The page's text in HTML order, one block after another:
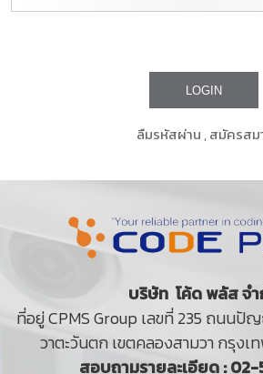
ลืมรหัสผ่าน ,สมัครสม
บริษัท โค้ด พลัส จ
ที่อยู่ CPMS Group เลขที่ 235 ถนนปั
วาตะวันตก เขตคลองสามวา กรุงเ
สอบถามรายละเอียด :